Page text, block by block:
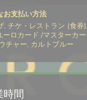
お支払い方法
, チケ・レストラン (食券)
ーロカード /マスターカー
チャー, カルトブルー
時間